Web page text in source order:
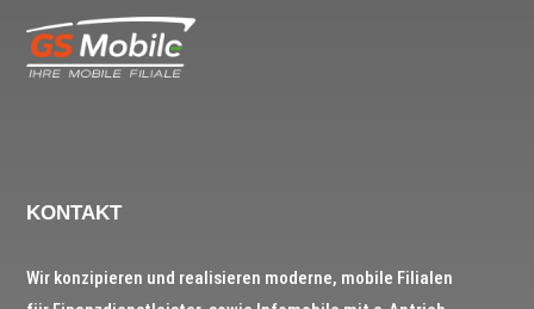
KONTAKT
Wir konzipieren und realisieren moderne, mobile Filialen